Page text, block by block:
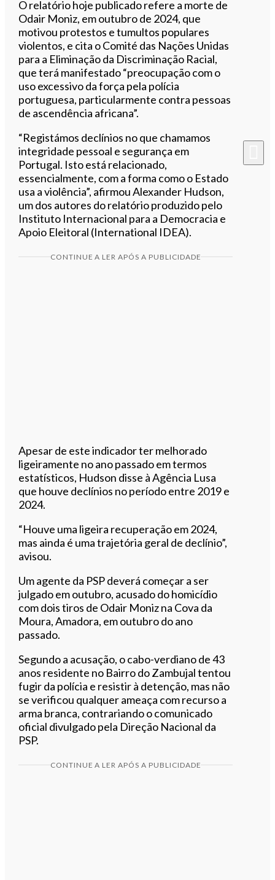
O relatório hoje publicado refere a morte de
Odair Moniz, em outubro de 2024, que
motivou protestos e tumultos populares
violentos, e cita o Comité das Nações Unidas
para a Eliminação da Discriminação Racial,
que terá manifestado “preocupação com o
uso excessivo da força pela polícia
portuguesa, particularmente contra pessoas
de ascendência africana”.
“Registámos declínios no que chamamos
integridade pessoal e segurança em
Portugal. Isto está relacionado,
essencialmente, com a forma como o Estado
usa a violência”, afirmou Alexander Hudson,
um dos autores do relatório produzido pelo
Instituto Internacional para a Democracia e
Apoio Eleitoral (International IDEA).
CONTINUE A LER APÓS A PUBLICIDADE
Apesar de este indicador ter melhorado
ligeiramente no ano passado em termos
estatísticos, Hudson disse à Agência Lusa
que houve declínios no período entre 2019 e
2024.
“Houve uma ligeira recuperação em 2024,
mas ainda é uma trajetória geral de declínio”,
avisou.
Um agente da PSP deverá começar a ser
julgado em outubro, acusado do homicídio
com dois tiros de Odair Moniz na Cova da
Moura, Amadora, em outubro do ano
passado.
Segundo a acusação, o cabo-verdiano de 43
anos residente no Bairro do Zambujal tentou
fugir da polícia e resistir à detenção, mas não
se verificou qualquer ameaça com recurso a
arma branca, contrariando o comunicado
oficial divulgado pela Direção Nacional da
PSP.
CONTINUE A LER APÓS A PUBLICIDADE